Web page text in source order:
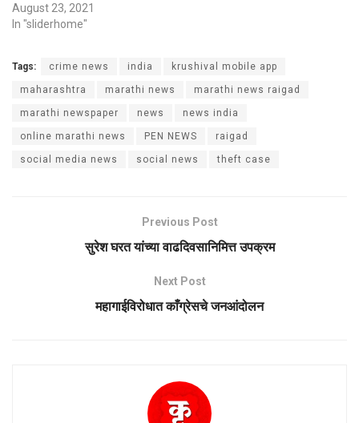
August 23, 2021
In "sliderhome"
Tags: crime news india krushival mobile app
maharashtra marathi news marathi news raigad
marathi newspaper news news india
online marathi news PEN NEWS raigad
social media news social news theft case
Previous Post
सुरेश घरत यांच्या वाढदिवसानिमित्त उपक्रम
Next Post
महागाईविरोधात काँग्रेसचे जनआंदोलन